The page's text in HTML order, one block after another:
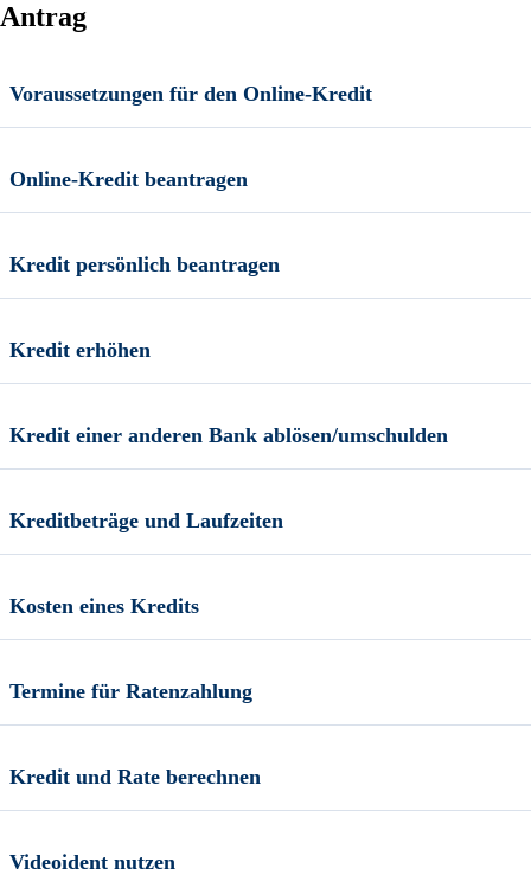
Antrag
Voraussetzungen für den Online-Kredit
Online-Kredit beantragen
Kredit persönlich beantragen
Kredit erhöhen
Kredit einer anderen Bank ablösen/umschulden
Kreditbeträge und Laufzeiten
Kosten eines Kredits
Termine für Ratenzahlung
Kredit und Rate berechnen
Videoident nutzen